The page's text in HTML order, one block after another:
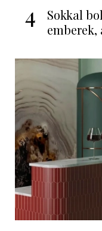
4
Sokkal
emberek,